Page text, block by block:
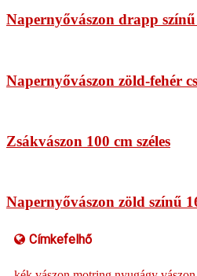
Napernyővászon drapp színű
Napernyővászon zöld-fehér
Zsákvászon 100 cm széles
Napernyővászon zöld színű
Címkefelhő